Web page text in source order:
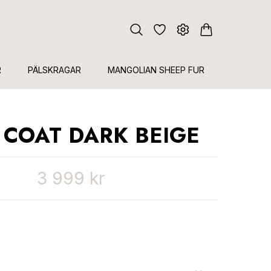
PÄLSKRAGAR MANGOLIAN SHEEP FUR
DARK BEIGE
3 999 kr